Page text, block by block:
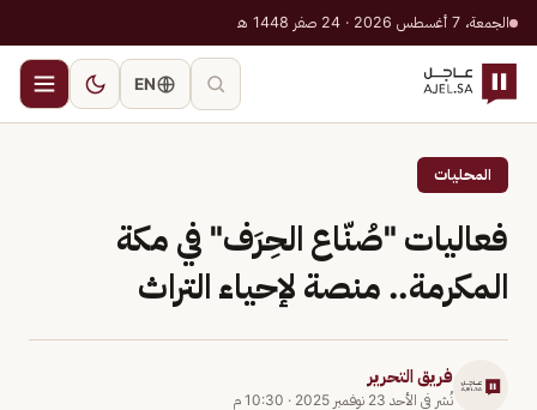
الجمعة، 7 أغسطس 2026 · 24 صفر 1448 هـ
EN
المحليات
فعاليات "صُنّاع الحِرَف" في مكة
المكرمة.. منصة لإحياء التراث
فريق التحرير
نُشر في الأحد 23 نوفمبر 2025 · 10:30 م